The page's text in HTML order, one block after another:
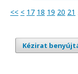
<< < 17 18 19 20 21
Kézirat